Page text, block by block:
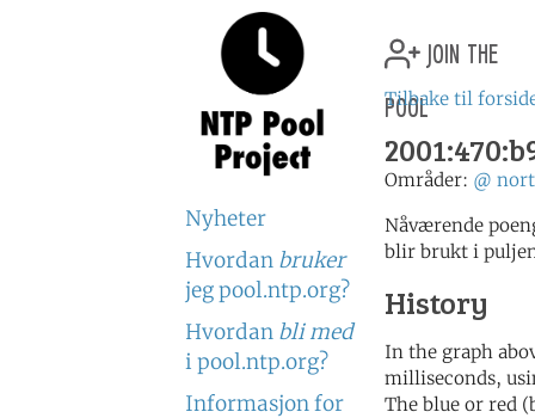
Nyheter
Hvordan bruker
jeg pool.ntp.org?
Hvordan bli med
i pool.ntp.org?
Informasjon for
join the
pool
Tilbake til
Områder: @
Nåværende
blir brukt i
History
In the graph
milliseconds,
The blue or red